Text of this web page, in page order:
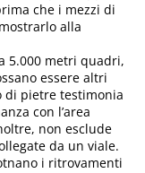
che i mezzi di
alla
5.000 metri quadri,
essere altri
di pietre testimonia
con l’area
non esclude
da un viale.
i ritrovamenti 